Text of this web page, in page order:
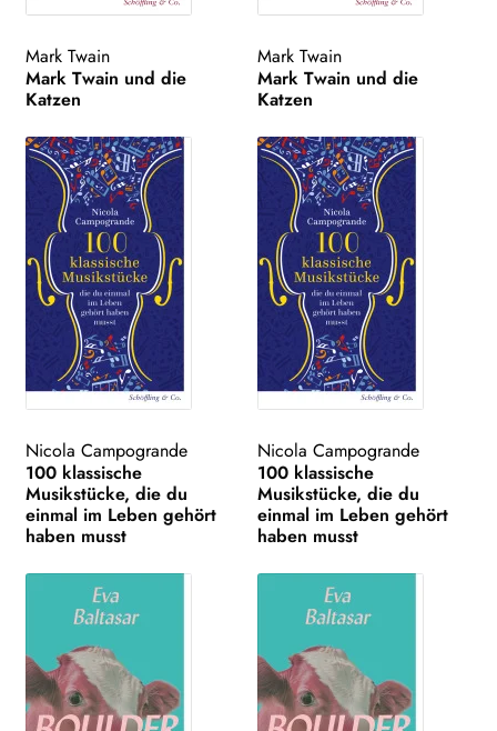
Mark Twain
Mark Twain und die
Katzen
Mark Twain
Mark Twain und die
Katzen
Nicola Campogrande
100 klassische
Musikstücke, die du
einmal im Leben gehört
haben musst
Nicola Campogrande
100 klassische
Musikstücke, die du
einmal im Leben gehört
haben musst